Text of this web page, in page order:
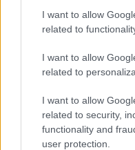
I want to allow
related to
I want to allow
related to
I want to allow
related to security,
functionality and
user protection.
Adja meg keresztnevét:
meg e-mail címét:
Megismertem és